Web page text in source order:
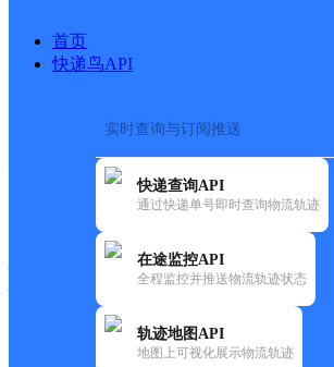
首页
快递鸟API
实时查询与订阅推送
快递查询API
通过快递单号即时查询物流轨迹
在途监控API
全程监控并推送物流轨迹状态
轨迹地图API
地图上可视化展示物流轨迹
快运大全